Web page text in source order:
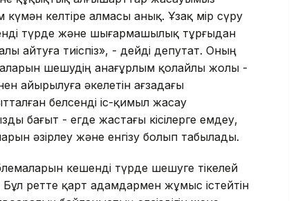
келтіре алмасы анық. Ұзақ өмір сүру
түрде және шығармашылық тұрғыдан
айтуға тиіспіз», - дейді депутат. Оның
шешудің анағұрлым қолайлы жолы -
айырылуға әкелетін ағзадағы
белсенді іс-қимыл жасау
бағыт - егде жастағы кісілерге емдеу,
әзірлеу және енгізу болып табылады.
кешенді түрде шешуге тікелей
ретте қарт адамдармен жұмыс істейтін